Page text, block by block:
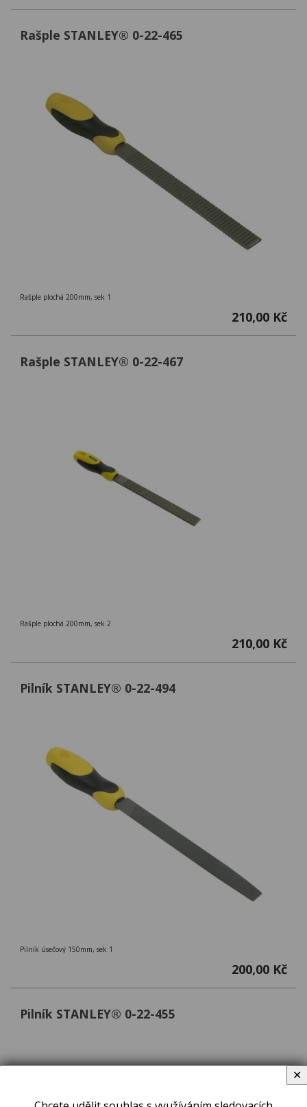
Rašple STANLEY® 0-22-465
Rašple plochá 200mm, sek 1
210,00 Kč
Rašple STANLEY® 0-22-467
Rašple plochá 200mm, sek 2
210,00 Kč
Pilník STANLEY® 0-22-494
Pilník úsečový 150mm, sek 1
200,00 Kč
Pilník STANLEY® 0-22-455
✕